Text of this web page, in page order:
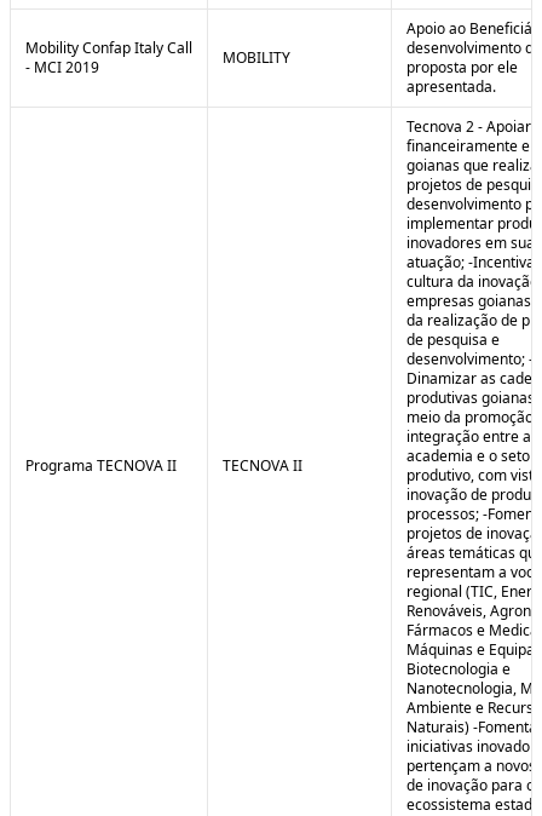
Mobility Confap Italy Call
- MCI 2019
MOBILITY
Apoio ao
desenvolvimento da
proposta por ele
apresentada.
Programa TECNOVA II TECNOVA II
Tecnova 2 - Apoiar
financeiramente
goianas que
projetos de
desenvolvimento
implementar
inovadores em sua
atuação; -
cultura da inovação
empresas goianas
da realização de
de pesquisa e
desenvolvimento; -
Dinamizar as
produtivas goianas
meio da promoção
integração entre a
academia e o setor
produtivo, com
inovação de
processos; -
projetos de
áreas temáticas
representam a
regional (TIC,
Renováveis,
Fármacos e
Máquinas e
Biotecnologia e
Nanotecnologia,
Ambiente e
Naturais) -Fomentar
iniciativas
pertençam a novos
de inovação para o
ecossistema